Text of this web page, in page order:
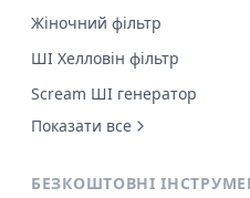
Жіночний фільтр
ШІ Хелловін фільтр
Scream ШІ генератор
Показати все
БЕЗКОШТОВНІ